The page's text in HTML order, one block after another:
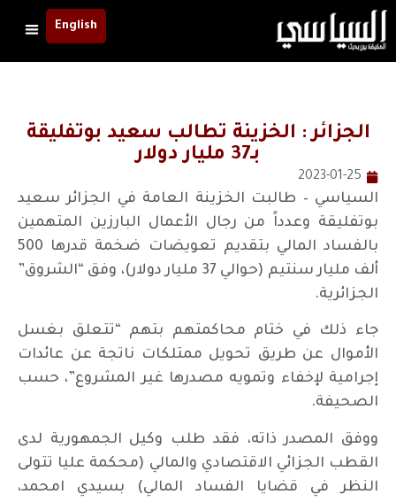
English
الجزائر : الخزينة تطالب سعيد بوتفليقة
بـ37 مليار دولار
2023-01-25
السياسي – طالبت الخزينة العامة في الجزائر سعيد
بوتفليقة وعدداً من رجال الأعمال البارزين المتهمين
بالفساد المالي بتقديم تعويضات ضخمة قدرها 500
ألف مليار سنتيم (حوالي 37 مليار دولار)، وفق “الشروق”
الجزائرية.
جاء ذلك في ختام محاكمتهم بتهم “تتعلق بغسل
الأموال عن طريق تحويل ممتلكات ناتجة عن عائدات
إجرامية لإخفاء وتمويه مصدرها غير المشروع”، حسب
الصحيفة.
ووفق المصدر ذاته، فقد طلب وكيل الجمهورية لدى
القطب الجزائي الاقتصادي والمالي (محكمة عليا تتولى
النظر في قضايا الفساد المالي) بسيدي امحمد،